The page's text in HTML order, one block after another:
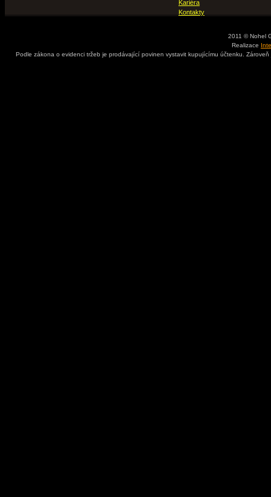
Kariéra
Kontakty
2011 © Nohel
Realizace
Podle zákona o evidenci tržeb je prodávající povinen vystavit kupujícímu účtenku.